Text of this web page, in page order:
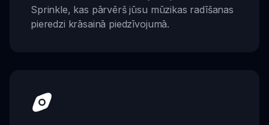
Sprinkle, kas pārvērš jūsu mūzikas radīšanas
pieredzi krāsainā piedzīvojumā.